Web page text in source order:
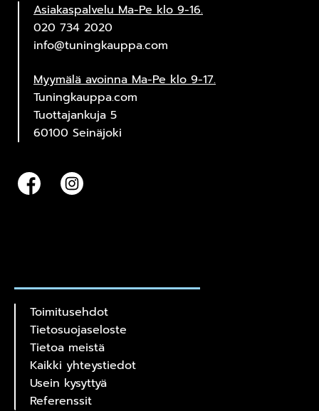
Asiakaspalvelu Ma-Pe klo 9-16.
020 734 2020
info@tuningkauppa.com
Myymälä avoinna Ma-Pe klo 9-17.
Tuningkauppa.com
Tuottajankuja 5
60100 Seinäjoki
Toimitusehdot
Tietosuojaseloste
Tietoa meistä
Kaikki yhteystiedot
Usein kysyttyä
Referenssit